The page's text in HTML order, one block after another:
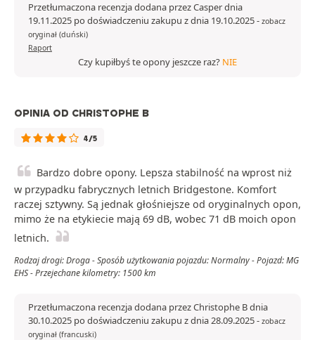
Przetłumaczona recenzja dodana przez Casper dnia
19.11.2025 po doświadczeniu zakupu z dnia 19.10.2025- zobacz
oryginał (duński)
Raport
Czy kupiłbyś te opony jeszcze raz? NIE
OPINIA OD CHRISTOPHE B
4/5
Bardzo dobre opony. Lepsza stabilność na wprost niż
w przypadku fabrycznych letnich Bridgestone. Komfort
raczej sztywny. Są jednak głośniejsze od oryginalnych opon,
mimo że na etykiecie mają 69 dB, wobec 71 dB moich opon
letnich.
Rodzaj drogi: Droga - Sposób użytkowania pojazdu: Normalny - Pojazd: MG
EHS - Przejechane kilometry: 1500 km
Przetłumaczona recenzja dodana przez Christophe B dnia
30.10.2025 po doświadczeniu zakupu z dnia 28.09.2025- zobacz
oryginał (francuski)